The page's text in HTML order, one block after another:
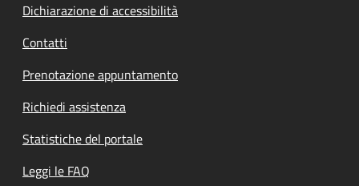
Dichiarazione di accessibilità
Contatti
Prenotazione appuntamento
Richiedi assistenza
Statistiche del portale
Leggi le FAQ